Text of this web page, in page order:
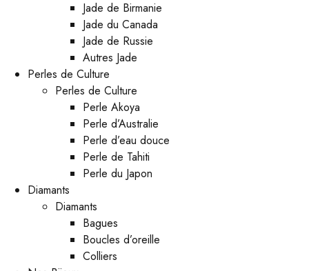
Jade de Birmanie
Jade du Canada
Jade de Russie
Autres Jade
Perles de Culture
Perles de Culture
Perle Akoya
Perle d’Australie
Perle d’eau douce
Perle de Tahiti
Perle du Japon
Diamants
Diamants
Bagues
Boucles d’oreille
Colliers